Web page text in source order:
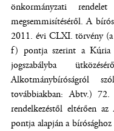
önkormányzati
megsemmisítéséről. A
2011. évi CLXI. törvény
f) pontja szerint a Kúria
jogszabályba
továbbiakban: Abtv.)
rendelkezéstől eltérően
pontja alapján a